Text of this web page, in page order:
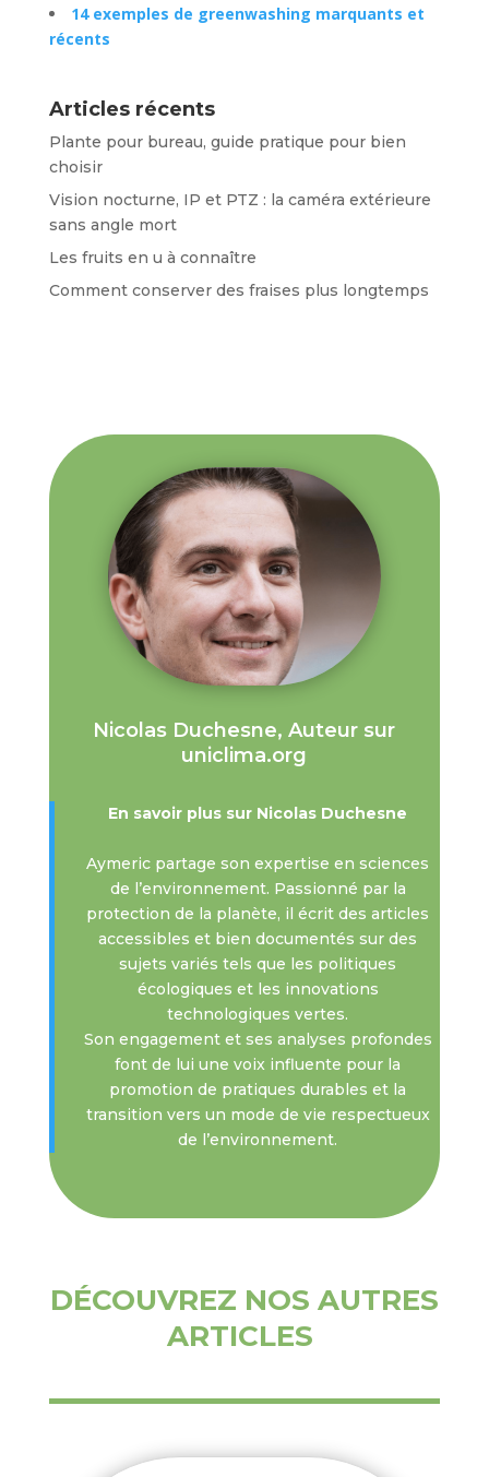
14 exemples de greenwashing marquants et
récents
Articles récents
Plante pour bureau, guide pratique pour bien
choisir
Vision nocturne, IP et PTZ : la caméra extérieure
sans angle mort
Les fruits en u à connaître
Comment conserver des fraises plus longtemps
Nicolas Duchesne, Auteur sur
uniclima.org
En savoir plus sur Nicolas Duchesne
Aymeric partage son expertise en sciences
de l’environnement. Passionné par la
protection de la planète, il écrit des articles
accessibles et bien documentés sur des
sujets variés tels que les politiques
écologiques et les innovations
technologiques vertes.
Son engagement et ses analyses profondes
font de lui une voix influente pour la
promotion de pratiques durables et la
transition vers un mode de vie respectueux
de l’environnement.
DÉCOUVREZ NOS AUTRES
ARTICLES